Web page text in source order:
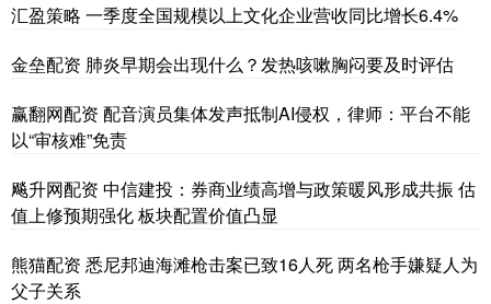
汇盈策略 一季度全国规模以上文化企业营收同比增长6.4%
金垒配资 肺炎早期会出现什么？发热咳嗽胸闷要及时评估
赢翻网配资 配音演员集体发声抵制AI侵权，律师：平台不能
以“审核难”免责
飚升网配资 中信建投：券商业绩高增与政策暖风形成共振 估
值上修预期强化 板块配置价值凸显
熊猫配资 悉尼邦迪海滩枪击案已致16人死 两名枪手嫌疑人为
父子关系